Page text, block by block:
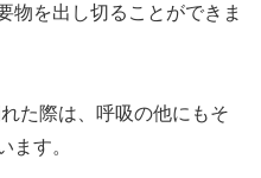
物を出し切ることができま
た際は、呼吸の他にもそ
ます。